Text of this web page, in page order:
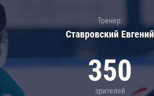
Тренер:
Ставровский Евгений
350
зрителей